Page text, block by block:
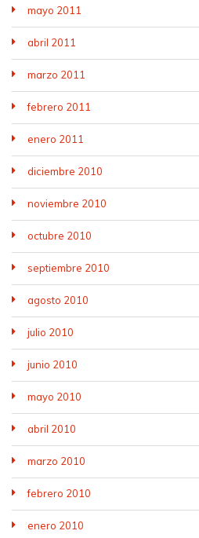
mayo 2011
abril 2011
marzo 2011
febrero 2011
enero 2011
diciembre 2010
noviembre 2010
octubre 2010
septiembre 2010
agosto 2010
julio 2010
junio 2010
mayo 2010
abril 2010
marzo 2010
febrero 2010
enero 2010